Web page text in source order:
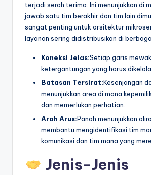
terjadi serah terima. Ini menunjukkan di
jawab satu tim berakhir dan tim lain
sangat penting untuk arsitektur
layanan sering didistribusikan di
Koneksi Jelas:Setiap garis
ketergantungan yang harus
Batasan Tersirat:Kesenjangan
menunjukkan area di mana
dan memerlukan perhatian.
Arah Arus:Panah menunjukkan
membantu mengidentifikasi tim
komunikasi dan tim mana yang
Jenis-Jenis